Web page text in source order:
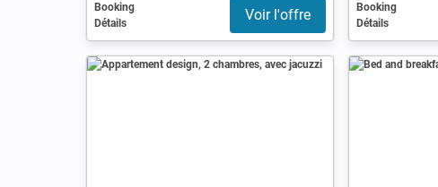
Booking
Détails
Voir l'offre
Booking
Détails